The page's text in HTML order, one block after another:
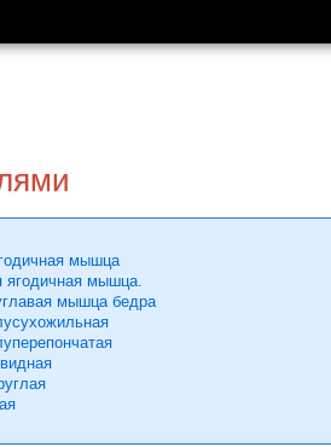
мышца
ягодичная мышца.
мышца бедра